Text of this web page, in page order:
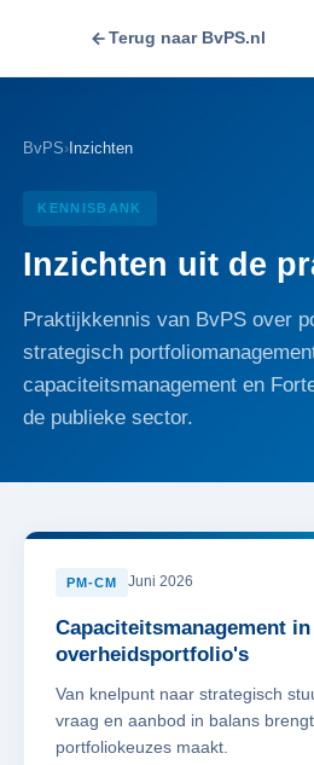
Terug naar BvPS.nl
BvPS› Inzichten
KENNISBANK
Inzichten uit de
Praktijkkennis van BvPS over
strategisch
capaciteitsmanagement en
de publieke sector.
PM-CM Juni 2026
Capaciteitsmanagement in
overheidsportfolio's
Van knelpunt naar strategisch
vraag en aanbod in balans
portfoliokeuzes maakt.